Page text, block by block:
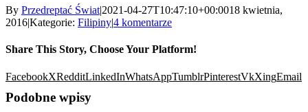
By Przedreptać Świat|2021-04-27T10:47:10+00:0018 kwietnia,
2016|Kategorie: Filipiny|4 komentarze
Share This Story, Choose Your Platform!
FacebookXRedditLinkedInWhatsAppTumblrPinterestVkXingEmail
Podobne wpisy